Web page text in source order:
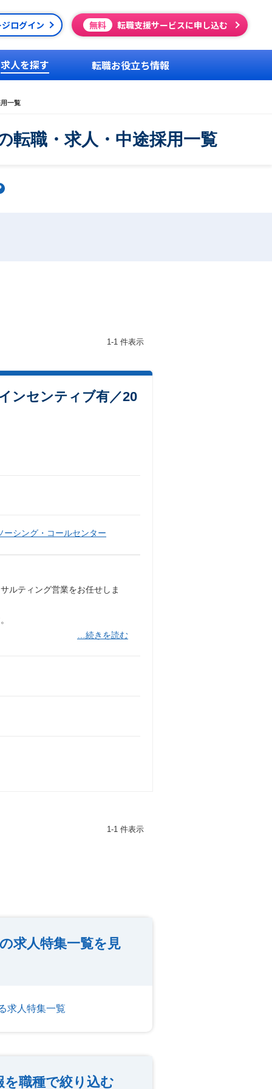
ログイン 無料 転職支援サービスに申し込む
求人を探す 転職お役立ち情報
一覧
転職・求人・中途採用一覧
1-1 件表示
ンセンティブ有／20
ーシング・コールセンター
ルティング営業をお任せしま
…続きを読む
1-1 件表示
求人特集一覧を見
求人特集一覧
職種で絞り込む